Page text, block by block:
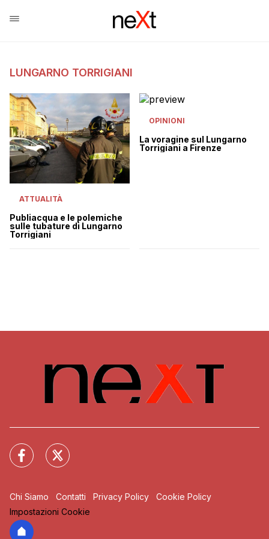
LUNGARNO TORRIGIANI
ATTUALITÀ
Publiacqua e le polemiche
sulle tubature di Lungarno
Torrigiani
OPINIONI
La voragine sul Lungarno
Torrigiani a Firenze
Chi Siamo Contatti Privacy Policy
Cookie Policy
Impostazioni Cookie